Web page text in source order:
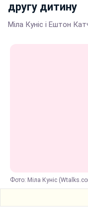
другу дитину
Міла Куніс і Ештон
Фото: Міла Куніс